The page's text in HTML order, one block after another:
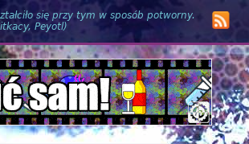
się przy tym w sposób potworny.
Peyotl)